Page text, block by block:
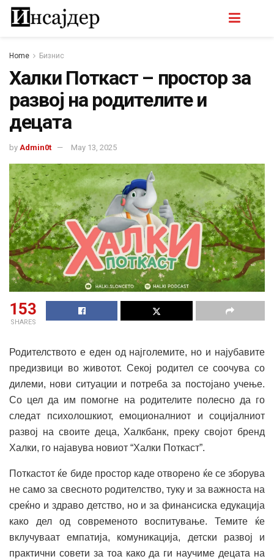
Home Бизнис
Халки Поткаст – простор за
развој на родителите и
децата
by Admin0t May 13, 2025
153
SHARES
Родителството е еден од најголемите, но и најубавите
предизвици во животот. Секој родител се соочува со
дилеми, нови ситуации и потреба за постојано учење.
Со цел да им помогне на родителите полесно да го
следат психолошкиот, емоционалниот и социјалниот
развој на своите деца, Халкбанк, преку својот бренд
Халки, го најавува новиот “Халки Поткаст”.
Поткастот ќе биде простор каде отворено ќе се зборува
не само за свесното родителство, туку и за важноста на
среќно и здраво детство, но и за финансиска едукација
како дел од современото воспитување. Темите ќе
вклучуваат емпатија, комуникација, детски развој и
практични совети за тоа како да ги научиме децата на